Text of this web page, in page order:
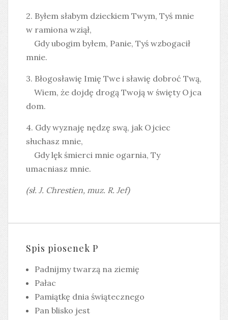
2. Byłem słabym dzieckiem Twym, Tyś mnie
w ramiona wziął,
Gdy ubogim byłem, Panie, Tyś wzbogacił
mnie.
3. Błogosławię Imię Twe i sławię dobroć Twą,
Wiem, że dojdę drogą Twoją w święty Ojca
dom.
4. Gdy wyznaję nędzę swą, jak Ojciec
słuchasz mnie,
Gdy lęk śmierci mnie ogarnia, Ty
umacniasz mnie.
(sł. J. Chrestien, muz. R. Jef)
Spis piosenek P
Padnijmy twarzą na ziemię
Pałac
Pamiątkę dnia świątecznego
Pan blisko jest